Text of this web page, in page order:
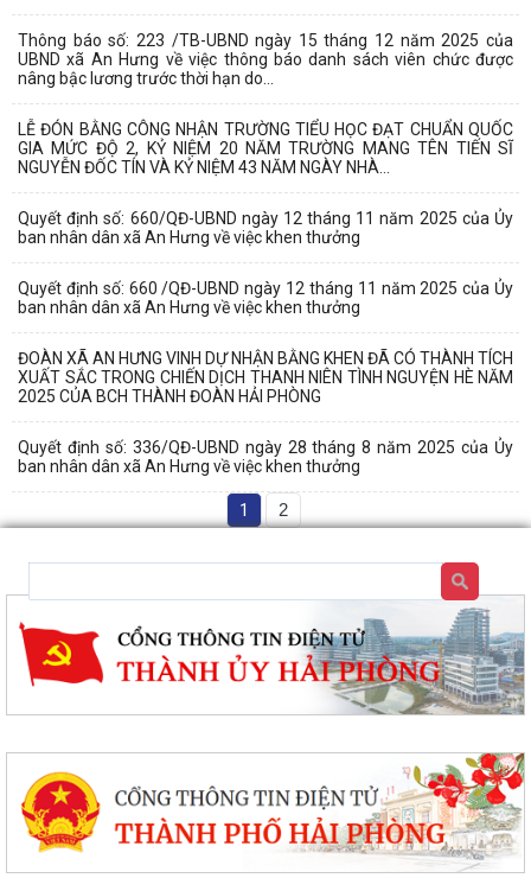
Thông báo số: 223 /TB-UBND ngày 15 tháng 12 năm 2025 của
UBND xã An Hưng về việc thông báo danh sách viên chức được
nâng bậc lương trước thời hạn do...
LỄ ĐÓN BẰNG CÔNG NHẬN TRƯỜNG TIỂU HỌC ĐẠT CHUẨN QUỐC
GIA MỨC ĐỘ 2, KỶ NIỆM 20 NĂM TRƯỜNG MANG TÊN TIẾN SĨ
NGUYỄN ĐỐC TÍN VÀ KỶ NIỆM 43 NĂM NGÀY NHÀ...
Quyết định số: 660/QĐ-UBND ngày 12 tháng 11 năm 2025 của Ủy
ban nhân dân xã An Hưng về việc khen thưởng
Quyết định số: 660 /QĐ-UBND ngày 12 tháng 11 năm 2025 của Ủy
ban nhân dân xã An Hưng về việc khen thưởng
ĐOÀN XÃ AN HƯNG VINH DỰ NHẬN BẰNG KHEN ĐÃ CÓ THÀNH TÍCH
XUẤT SẮC TRONG CHIẾN DỊCH THANH NIÊN TÌNH NGUYỆN HÈ NĂM
2025 CỦA BCH THÀNH ĐOÀN HẢI PHÒNG
Quyết định số: 336/QĐ-UBND ngày 28 tháng 8 năm 2025 của Ủy
ban nhân dân xã An Hưng về việc khen thưởng
1 2